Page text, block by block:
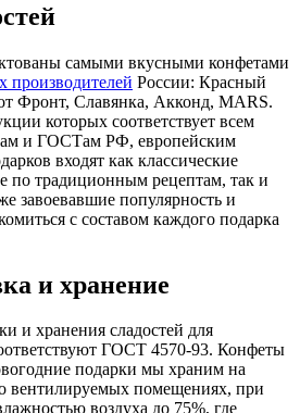
самыми вкусными конфетами
производителей России: Красный
Фронт, Славянка, Акконд, MARS.
которых соответствует всем
и ГОСТам РФ, европейским
входят как классические
по традиционным рецептам, так и
завоевавшие популярность и
с составом каждого подарка
и хранение
и хранения сладостей для
ГОСТ 4570-93. Конфеты
подарки мы храним на
вентилируемых помещениях, при
воздуха до 75%, где